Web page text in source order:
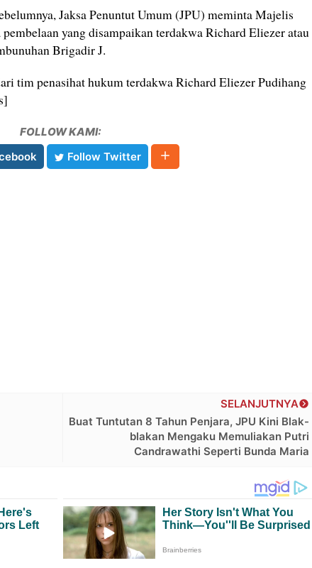
Jaksa Penuntut Umum (JPU) meminta Majelis
yang disampaikan terdakwa Richard Eliezer atau
Brigadir J.
tim penasihat hukum terdakwa Richard Eliezer Pudihang
FOLLOW KAMI:
Follow Twitter
SELANJUTNYA
Buat Tuntutan 8 Tahun Penjara, JPU Kini Blak-
blakan Mengaku Memuliakan Putri
Candrawathi Seperti Bunda Maria